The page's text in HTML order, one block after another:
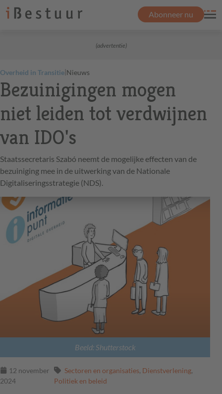
Abonneer nu
(advertentie)
Overheid in Transitie|Nieuws
Bezuinigingen mogen
niet leiden tot verdwijnen
van IDO's
Staatssecretaris Szabó neemt de mogelijke effecten van de
bezuiniging mee in de uitwerking van de Nationale
Digitaliseringsstrategie (NDS).
Beeld: Shutterstock
12 november
2024
Sectoren en organisaties, Dienstverlening,
Politiek en beleid